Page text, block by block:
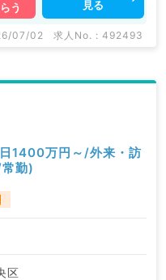
う
見る
07/02 求人No. : 492493
1400万円～/外来・訪
勤)
区